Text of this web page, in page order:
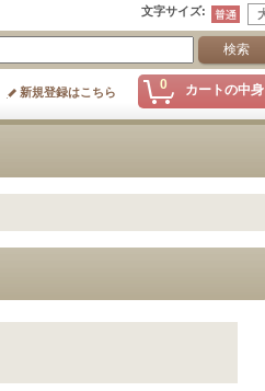
文字サイズ:
0 カートの中身
新規登録はこちら